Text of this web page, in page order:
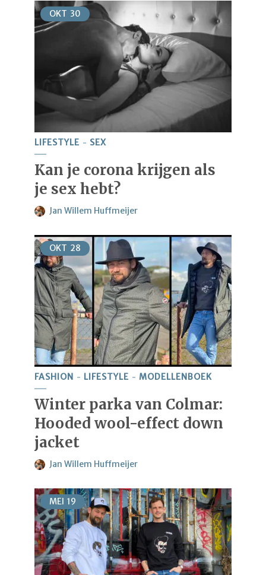
OKT 30
LIFESTYLE SEX
Kan je corona krijgen als
je sex hebt?
Jan Willem Huffmeijer
OKT 28
FASHION LIFESTYLE MODELLENBOEK
Winter parka van Colmar:
Hooded wool-effect down
jacket
Jan Willem Huffmeijer
MEI 19